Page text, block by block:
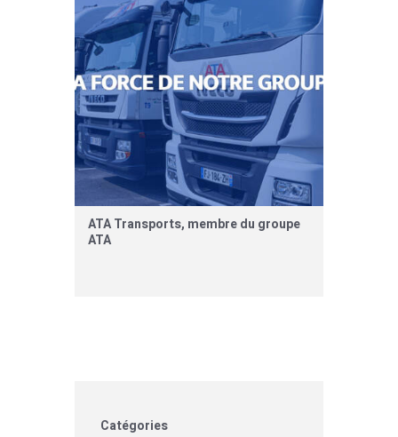
ATA Transports, membre du groupe
ATA
Catégories